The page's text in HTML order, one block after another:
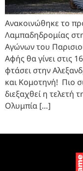
Ανακοινώθηκε το
Λαμπαδηδρομίας
Αγώνων του
Αφής θα γίνει στις
φτάσει στην
και Κομοτηνή! Πιο
διεξαχθεί η τελετή
Ολυμπία […]